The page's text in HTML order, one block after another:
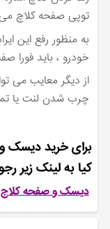
توپی صفحه کلاچ
به منظور رفع این
خودرو ، باید فورا
از دیگر معایب می
چرب شدن لنت یا
برای خرید دیسک
کیا به لینک زیر
دیسک و صفحه کلاج